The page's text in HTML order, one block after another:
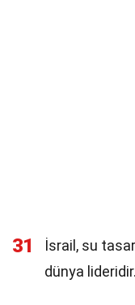
31
İsrail, su
dünya lideridir.